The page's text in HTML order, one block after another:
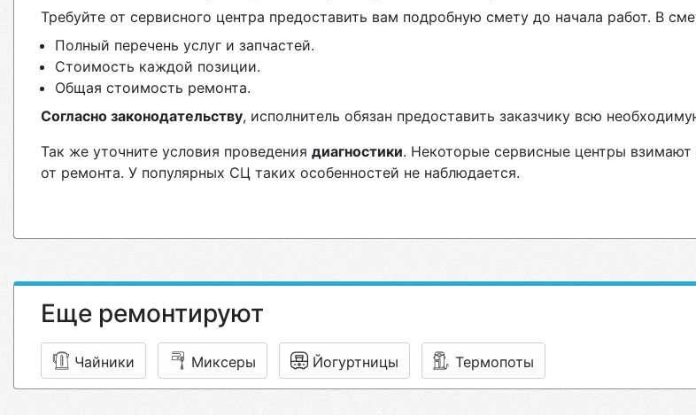
Требуйте от сервисного центра предоставить вам подробную смету до начала работ. В
Полный перечень услуг и запчастей.
Стоимость каждой позиции.
Общая стоимость ремонта.
Согласно законодательству, исполнитель обязан предоставить заказчику всю
Так же уточните условия проведения диагностики. Некоторые сервисные центры
от ремонта. У популярных СЦ таких особенностей не наблюдается.
Еще ремонтируют
Чайники Миксеры Йогуртницы Термопоты